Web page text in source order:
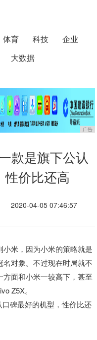
体育 科技
企业
大数据
广告
款是旗下公认
性价比还高
2020-04-05 07:46:57
米，因为小米的策略就是
对象。不过现在时局就不
面和小米一较高下，甚至
Z5X。